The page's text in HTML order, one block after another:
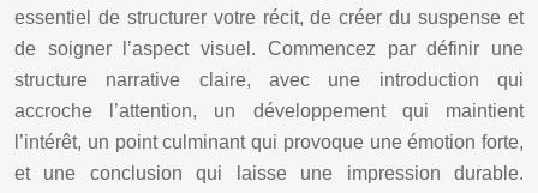
essentiel de structurer votre récit, de créer du suspense et
de soigner l’aspect visuel. Commencez par définir une
structure narrative claire, avec une introduction qui
accroche l’attention, un développement qui maintient
l’intérêt, un point culminant qui provoque une émotion forte,
et une conclusion qui laisse une impression durable.